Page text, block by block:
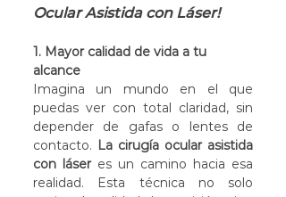
Ocular Asistida con Láser!
1. Mayor calidad de vida a tu
alcance
Imagina un mundo en el que
puedas ver con total claridad, sin
depender de gafas o lentes de
contacto. La cirugía ocular asistida
con láser es un camino hacia esa
realidad. Esta técnica no solo